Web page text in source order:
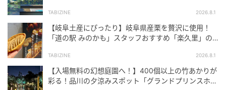
TABIZINE 2026.8.1
【岐阜土産にぴったり】岐阜県産栗を贅沢に使用！
「道の駅 みのかも」スタッフおすすめ「楽久里」の
TABIZINE 2026.8.1
【入場無料の幻想庭園へ！】400個以上の竹あかりが
彩る！品川の夕涼みスポット「グランドプリンスホテ